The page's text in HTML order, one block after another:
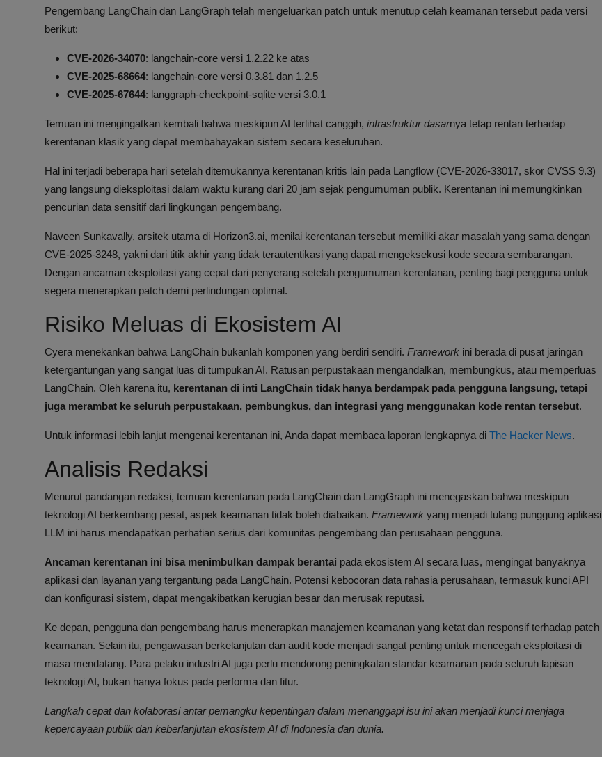
Pengembang LangChain dan LangGraph telah mengeluarkan patch untuk menutup celah keamanan tersebut pada versi
berikut:
CVE-2026-34070: langchain-core versi 1.2.22 ke atas
CVE-2025-68664: langchain-core versi 0.3.81 dan 1.2.5
CVE-2025-67644: langgraph-checkpoint-sqlite versi 3.0.1
Temuan ini mengingatkan kembali bahwa meskipun AI terlihat canggih, infrastruktur dasarnya tetap rentan terhadap
kerentanan klasik yang dapat membahayakan sistem secara keseluruhan.
Hal ini terjadi beberapa hari setelah ditemukannya kerentanan kritis lain pada Langflow (CVE-2026-33017, skor CVSS 9.3)
yang langsung dieksploitasi dalam waktu kurang dari 20 jam sejak pengumuman publik. Kerentanan ini memungkinkan
pencurian data sensitif dari lingkungan pengembang.
Naveen Sunkavally, arsitek utama di Horizon3.ai, menilai kerentanan tersebut memiliki akar masalah yang sama dengan
CVE-2025-3248, yakni dari titik akhir yang tidak terautentikasi yang dapat mengeksekusi kode secara sembarangan.
Dengan ancaman eksploitasi yang cepat dari penyerang setelah pengumuman kerentanan, penting bagi pengguna untuk
segera menerapkan patch demi perlindungan optimal.
Risiko Meluas di Ekosistem AI
Cyera menekankan bahwa LangChain bukanlah komponen yang berdiri sendiri. Framework ini berada di pusat jaringan
ketergantungan yang sangat luas di tumpukan AI. Ratusan perpustakaan mengandalkan, membungkus, atau memperluas
LangChain. Oleh karena itu, kerentanan di inti LangChain tidak hanya berdampak pada pengguna langsung, tetapi
juga merambat ke seluruh perpustakaan, pembungkus, dan integrasi yang menggunakan kode rentan tersebut.
Untuk informasi lebih lanjut mengenai kerentanan ini, Anda dapat membaca laporan lengkapnya di The Hacker News.
Analisis Redaksi
Menurut pandangan redaksi, temuan kerentanan pada LangChain dan LangGraph ini menegaskan bahwa meskipun
teknologi AI berkembang pesat, aspek keamanan tidak boleh diabaikan. Framework yang menjadi tulang punggung aplikasi
LLM ini harus mendapatkan perhatian serius dari komunitas pengembang dan perusahaan pengguna.
Ancaman kerentanan ini bisa menimbulkan dampak berantai pada ekosistem AI secara luas, mengingat banyaknya
aplikasi dan layanan yang tergantung pada LangChain. Potensi kebocoran data rahasia perusahaan, termasuk kunci API
dan konfigurasi sistem, dapat mengakibatkan kerugian besar dan merusak reputasi.
Ke depan, pengguna dan pengembang harus menerapkan manajemen keamanan yang ketat dan responsif terhadap patch
keamanan. Selain itu, pengawasan berkelanjutan dan audit kode menjadi sangat penting untuk mencegah eksploitasi di
masa mendatang. Para pelaku industri AI juga perlu mendorong peningkatan standar keamanan pada seluruh lapisan
teknologi AI, bukan hanya fokus pada performa dan fitur.
Langkah cepat dan kolaborasi antar pemangku kepentingan dalam menanggapi isu ini akan menjadi kunci menjaga
kepercayaan publik dan keberlanjutan ekosistem AI di Indonesia dan dunia.